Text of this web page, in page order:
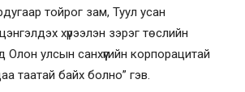
тойрог зам, Туул усан
хүрээлэн зэрэг төслийн
Олон улсын санхүүгийн корпорацитай
таатай байх болно” гэв.